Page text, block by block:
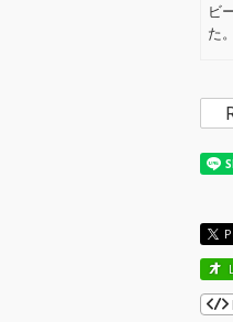
ビ
た。